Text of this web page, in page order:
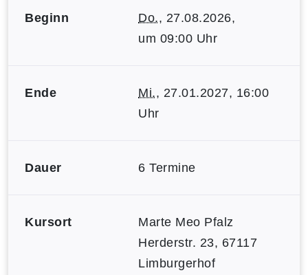
Beginn Do., 27.08.2026,
um 09:00 Uhr
Ende Mi., 27.01.2027, 16:00
Uhr
Dauer 6 Termine
Kursort
Marte Meo Pfalz
Herderstr. 23, 67117
Limburgerhof